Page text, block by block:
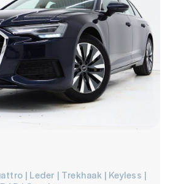
| Leder | Trekhaak | Keyless |